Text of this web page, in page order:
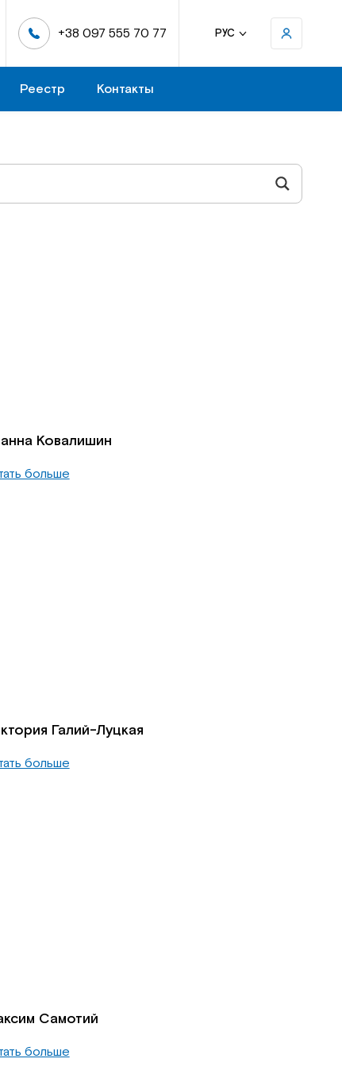
+38 097 555 70 77 РУС
Реестр Контакты
Ковалишин
больше
Галий-Луцкая
больше
Самотий
больше